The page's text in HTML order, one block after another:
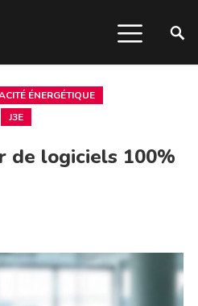
ÉNERGÉTIQUE
J3E
de logiciels 100%